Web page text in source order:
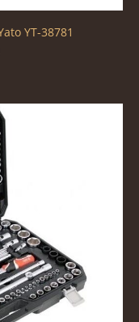
YT-38781